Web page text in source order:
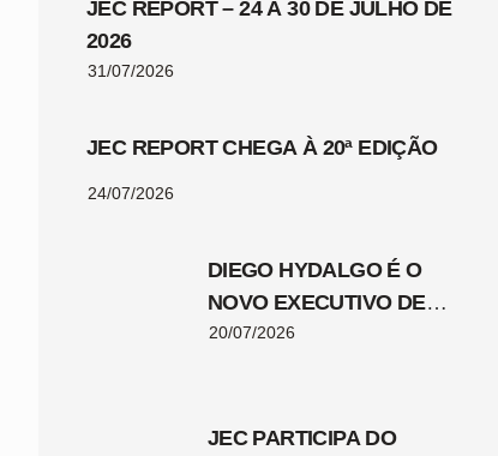
JEC REPORT – 24 A 30 DE JULHO DE
2026
31/07/2026
JEC REPORT CHEGA À 20ª EDIÇÃO
24/07/2026
DIEGO HYDALGO É O
NOVO EXECUTIVO DE
FUTEBOL DO JEC
20/07/2026
JEC PARTICIPA DO